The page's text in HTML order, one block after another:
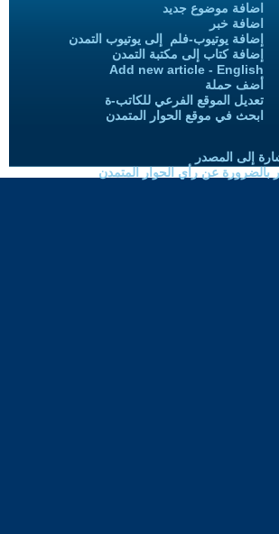
اضافة موضوع جديد
اضافة خبر
إضافة يوتيوب-فلم إلى يوتيوب التمدن
إضافة كتاب إلى مكتبة التمدن
Add new article - English
أضف حملة
تعديل الموقع الفرعي للكاتب-ة
ابحث في موقع الحوار المتمدن
إلى المصدر
بالضرورة عن رأي الحوار المتمدن